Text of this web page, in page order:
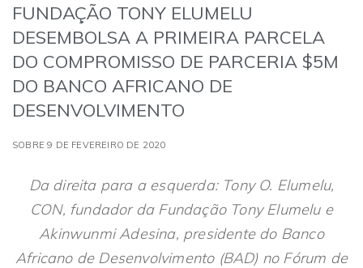
FUNDAÇÃO TONY ELUMELU
DESEMBOLSA A PRIMEIRA PARCELA
DO COMPROMISSO DE PARCERIA $5M
DO BANCO AFRICANO DE
DESENVOLVIMENTO
SOBRE 9 DE FEVEREIRO DE 2020
Da direita para a esquerda: Tony O. Elumelu,
CON, fundador da Fundação Tony Elumelu e
Akinwunmi Adesina, presidente do Banco
Africano de Desenvolvimento (BAD) no Fórum de